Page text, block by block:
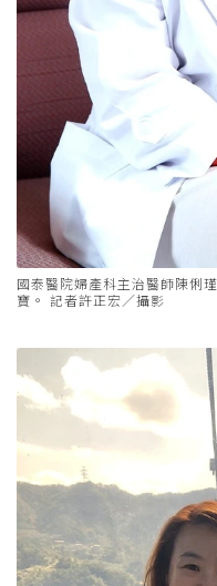
國泰醫院婦產科主治醫師陳俐
寶。 記者許正宏／攝影